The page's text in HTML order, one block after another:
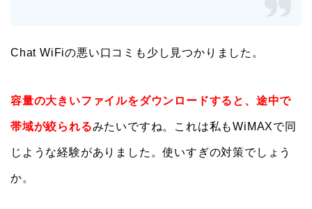
Chat WiFiの悪い口コミも少し見つかりました。
容量の大きいファイルをダウンロードすると、途中で
帯域が絞られるみたいですね。これは私もWiMAXで同
じような経験がありました。使いすぎの対策でしょう
か。